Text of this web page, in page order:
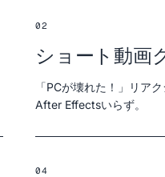
02
ショート動画
「PCが壊れた！」リア
After Effectsいらず。
04